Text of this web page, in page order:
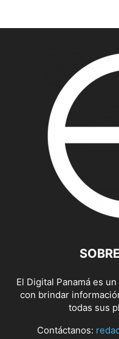
El Digital Panamá es
con brindar
todas sus
Contáctanos: